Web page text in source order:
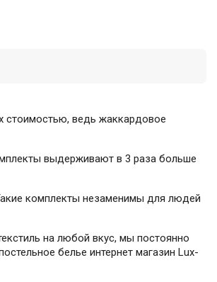
стоимостью, ведь жаккардовое
выдерживают в 3 раза больше
комплекты незаменимы для людей
на любой вкус, мы постоянно
белье интернет магазин Lux-